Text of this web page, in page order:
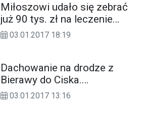
Miłoszowi udało się zebrać
już 90 tys. zł na leczenie
ratujące życie. Potrzeba
03.01.2017 18:19
Dachowanie na drodze z
Bierawy do Ciska.
Poszkodowana kobieta
03.01.2017 13:16